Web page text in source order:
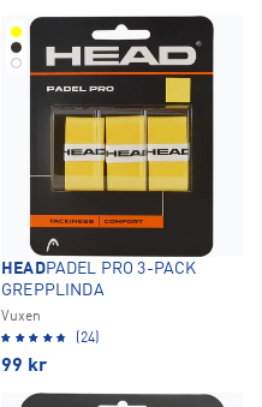
HEADPADEL PRO 3-PACK
GREPPLINDA
Vuxen
(24)
99 kr